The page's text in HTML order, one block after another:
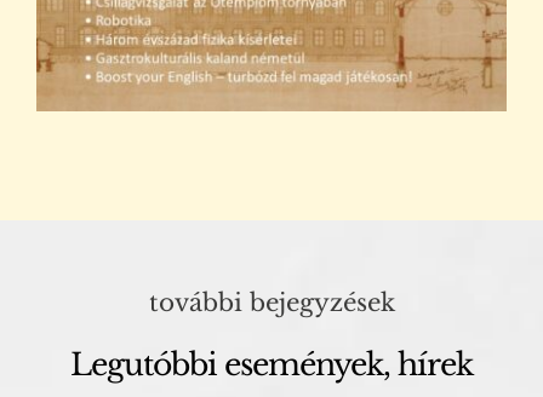
további bejegyzések
Legutóbbi események, hírek